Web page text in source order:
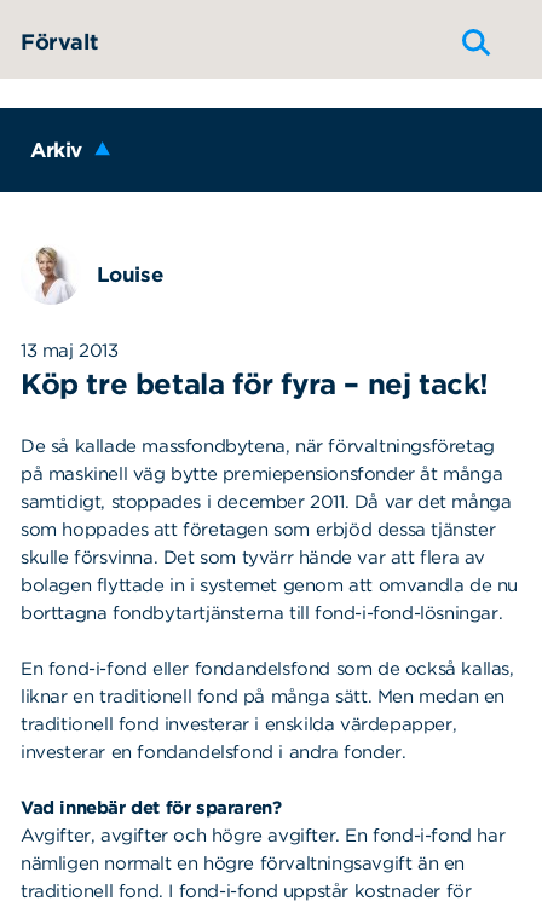
Förvalt
Arkiv
Louise
13 maj 2013
Köp tre betala för fyra – nej tack!
De så kallade massfondbytena, när förvaltningsföretag
på maskinell väg bytte premiepensionsfonder åt många
samtidigt, stoppades i december 2011. Då var det många
som hoppades att företagen som erbjöd dessa tjänster
skulle försvinna. Det som tyvärr hände var att flera av
bolagen flyttade in i systemet genom att omvandla de nu
borttagna fondbytartjänsterna till fond-i-fond-lösningar.
En fond-i-fond eller fondandelsfond som de också kallas,
liknar en traditionell fond på många sätt. Men medan en
traditionell fond investerar i enskilda värdepapper,
investerar en fondandelsfond i andra fonder.
Vad innebär det för spararen?
Avgifter, avgifter och högre avgifter. En fond-i-fond har
nämligen normalt en högre förvaltningsavgift än en
traditionell fond. I fond-i-fond uppstår kostnader för